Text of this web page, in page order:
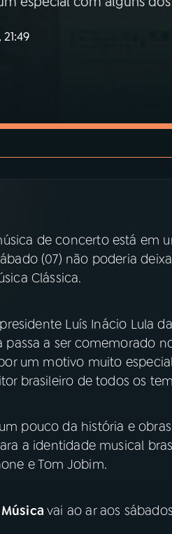
X
de concerto está em
(07) não poderia
Clássica.
Luís Inácio Lula
passa a ser comemorado
um motivo muito
brasileiro de todos os
pouco da história e
a identidade musical
e Tom Jobim.
vai ao ar aos